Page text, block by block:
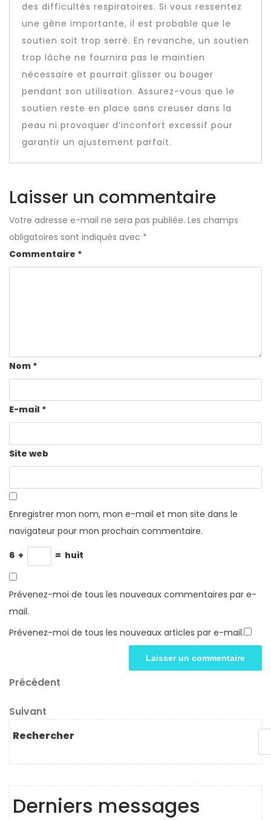
des difficultés respiratoires. Si vous ressentez
une gêne importante, il est probable que le
soutien soit trop serré. En revanche, un soutien
trop lâche ne fournira pas le maintien
nécessaire et pourrait glisser ou bouger
pendant son utilisation. Assurez-vous que le
soutien reste en place sans creuser dans la
peau ni provoquer d’inconfort excessif pour
garantir un ajustement parfait.
Laisser un commentaire
Votre adresse e-mail ne sera pas publiée. Les champs
obligatoires sont indiqués avec *
Commentaire *
Nom *
E-mail *
Site web
Enregistrer mon nom, mon e-mail et mon site dans le
navigateur pour mon prochain commentaire.
6 + = huit
Prévenez-moi de tous les nouveaux commentaires par e-
mail.
Prévenez-moi de tous les nouveaux articles par e-mail.
Navigation
de
l’article
Article
Précédent
Article
suivant
Suivant
Rechercher
Derniers messages